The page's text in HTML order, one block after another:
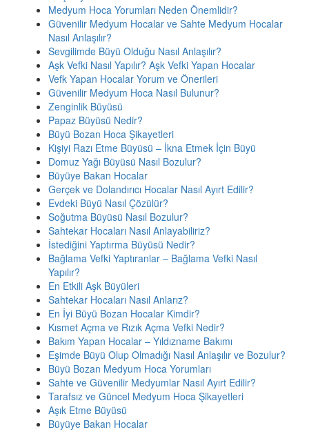
Medyum Hoca Yorumları Neden Önemlidir?
Güvenilir Medyum Hocalar ve Sahte Medyum Hocalar
Nasıl Anlaşılır?
Sevgilimde Büyü Olduğu Nasıl Anlaşılır?
Aşk Vefki Nasıl Yapılır? Aşk Vefki Yapan Hocalar
Vefk Yapan Hocalar Yorum ve Önerileri
Güvenilir Medyum Hoca Nasıl Bulunur?
Zenginlik Büyüsü
Papaz Büyüsü Nedir?
Büyü Bozan Hoca Şikayetleri
Kişiyi Razı Etme Büyüsü – İkna Etmek İçin Büyü
Domuz Yağı Büyüsü Nasıl Bozulur?
Büyüye Bakan Hocalar
Gerçek ve Dolandırıcı Hocalar Nasıl Ayırt Edilir?
Evdeki Büyü Nasıl Çözülür?
Soğutma Büyüsü Nasıl Bozulur?
Sahtekar Hocaları Nasıl Anlayabiliriz?
İstediğini Yaptırma Büyüsü Nedir?
Bağlama Vefki Yaptıranlar – Bağlama Vefki Nasıl
Yapılır?
En Etkili Aşk Büyüleri
Sahtekar Hocaları Nasıl Anlarız?
En İyi Büyü Bozan Hocalar Kimdir?
Kısmet Açma ve Rızık Açma Vefki Nedir?
Bakım Yapan Hocalar – Yıldızname Bakımı
Eşimde Büyü Olup Olmadığı Nasıl Anlaşılır ve Bozulur?
Büyü Bozan Medyum Hoca Yorumları
Sahte ve Güvenilir Medyumlar Nasıl Ayırt Edilir?
Tarafsız ve Güncel Medyum Hoca Şikayetleri
Aşık Etme Büyüsü
Büyüye Bakan Hocalar